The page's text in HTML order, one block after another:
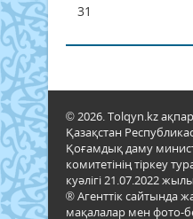
31
© 2026. Tolqyn.kz
Қазақстан
Қоғамдық даму
комитетінің тіркеу
куәлігі 21.07.2022
® Агенттік сайтында
мақалалар мен фото-